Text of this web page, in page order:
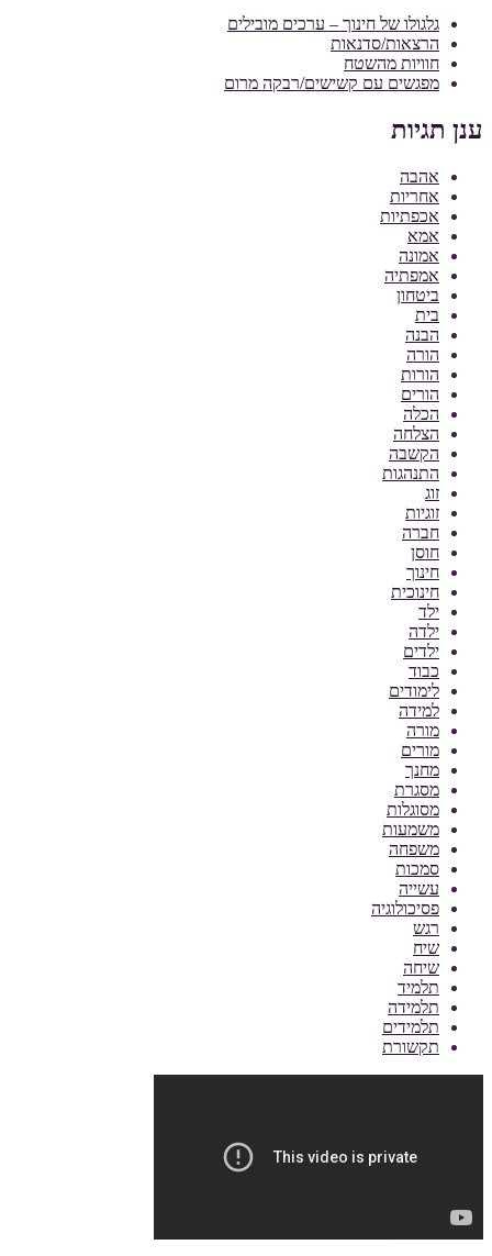
גלגולו של חינוך – ערכים מובילים
הרצאות/סדנאות
חוויות מהשטח
מפגשים עם קשישים/רבקה מרום
ענן תגיות
אהבה
אחריות
אכפתיות
אמא
אמונה
אמפתיה
ביטחון
בית
הבנה
הורה
הורות
הורים
הכלה
הצלחה
הקשבה
התנהגות
זוג
זוגיות
חברה
חוסן
חינוך
חינוכית
ילד
ילדה
ילדים
כבוד
לימודים
למידה
מורה
מורים
מחנך
מסגרת
מסוגלות
משמעות
משפחה
סמכות
עשייה
פסיכולוגיה
רגש
שיח
שיחה
תלמיד
תלמידה
תלמידים
תקשורת